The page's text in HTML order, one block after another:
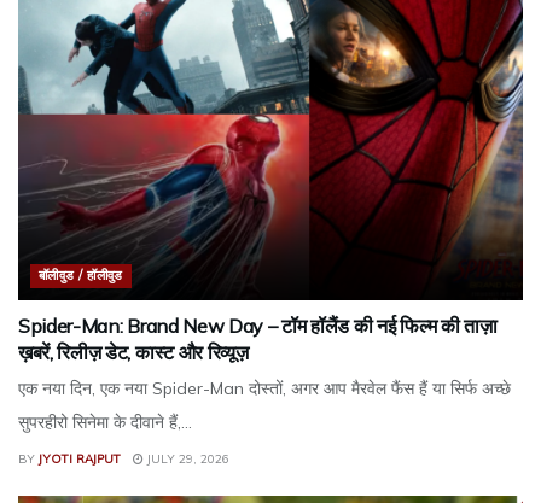
बॉलीवुड / हॉलीवुड
Spider-Man: Brand New Day – टॉम हॉलैंड की नई फिल्म की ताज़ा
ख़बरें, रिलीज़ डेट, कास्ट और रिव्यूज़
एक नया दिन, एक नया Spider-Man दोस्तों, अगर आप मैरवेल फैंस हैं या सिर्फ अच्छे
सुपरहीरो सिनेमा के दीवाने हैं,...
BY JYOTI RAJPUT JULY 29, 2026